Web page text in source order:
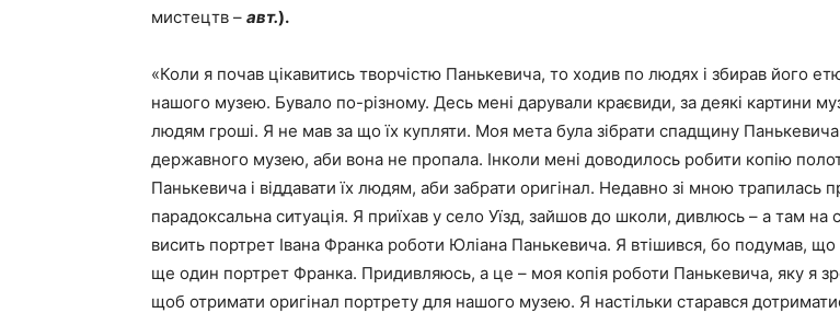
мистецтв – авт.).
«Коли я почав цікавитись творчістю Панькевича, то ходив по людях і збирав його
нашого музею. Бувало по-різному. Десь мені дарували краєвиди, за деякі картини
людям гроші. Я не мав за що їх купляти. Моя мета була зібрати спадщину
державного музею, аби вона не пропала. Інколи мені доводилось робити копію
Панькевича і віддавати їх людям, аби забрати оригінал. Недавно зі мною трапилась
парадоксальна ситуація. Я приїхав у село Уїзд, зайшов до школи, дивлюсь – а там на
висить портрет Івана Франка роботи Юліана Панькевича. Я втішився, бо подумав,
ще один портрет Франка. Придивляюсь, а це – моя копія роботи Панькевича, яку я
щоб отримати оригінал портрету для нашого музею. Я настільки старався